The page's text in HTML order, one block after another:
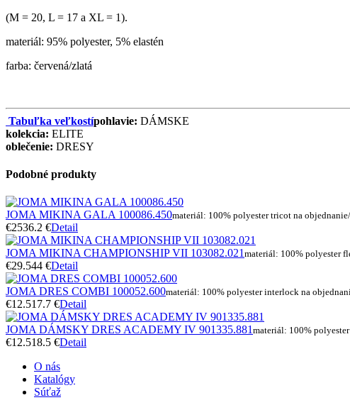
(M = 20, L = 17 a XL = 1).
materiál: 95% polyester, 5% elastén
farba: červená/zlatá
Tabuľka veľkostípohlavie: DÁMSKE
kolekcia: ELITE
oblečenie: DRESY
Podobné produkty
JOMA MIKINA GALA 100086.450materiál: 100% polyester tricot na
€2536.2 €Detail
JOMA MIKINA CHAMPIONSHIP VII 103082.021materiál: 100% polyester
€29.544 €Detail
JOMA DRES COMBI 100052.600materiál: 100% polyester interlock na
€12.517.7 €Detail
JOMA DÁMSKY DRES ACADEMY IV 901335.881materiál: 100%
€12.518.5 €Detail
O nás
Katalógy
Súťaž